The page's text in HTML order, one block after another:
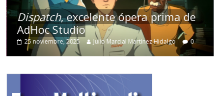
Dispatch, excelente ópera prima de
AdHoc Studio
25 noviembre, 2025 Julio Marcial Martínez Hidalgo 0